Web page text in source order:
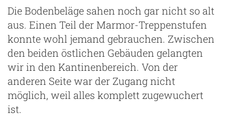
Die Bodenbeläge sahen noch gar nicht so alt
aus. Einen Teil der Marmor-Treppenstufen
konnte wohl jemand gebrauchen. Zwischen
den beiden östlichen Gebäuden gelangten
wir in den Kantinenbereich. Von der
anderen Seite war der Zugang nicht
möglich, weil alles komplett zugewuchert
ist.